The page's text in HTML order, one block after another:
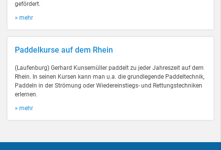
gefördert.
» mehr
Paddelkurse auf dem Rhein
(Laufenburg) Gerhard Kunsemüller paddelt zu jeder Jahreszeit auf dem
Rhein. In seinen Kursen kann man u.a. die grundlegende Paddeltechnik,
Paddeln in der Strömung oder Wiedereinstiegs- und Rettungstechniken
erlernen.
» mehr